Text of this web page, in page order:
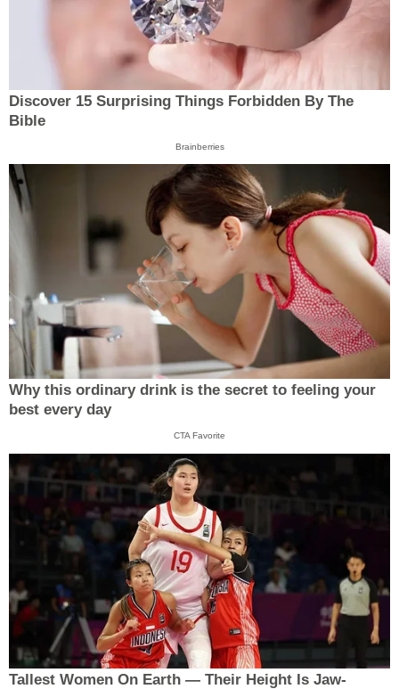
Discover 15 Surprising Things Forbidden By The
Bible
Brainberries
Why this ordinary drink is the secret to feeling your
best every day
CTA Favorite
Tallest Women On Earth — Their Height Is Jaw-